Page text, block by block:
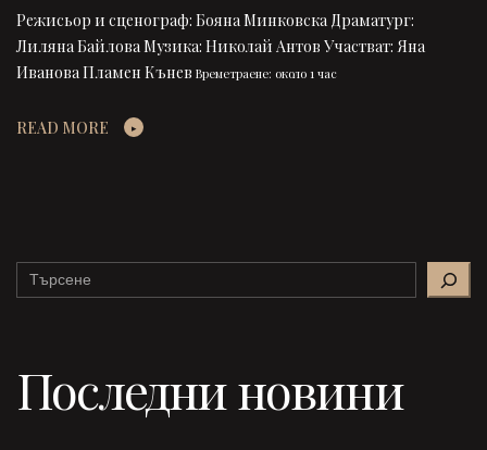
Режисьор и сценограф: Бояна Минковска Драматург:
Лиляна Байлова Музика: Николай Антов Участват: Яна
Иванова Пламен Кънев Времетраене: около 1 час
READ MORE
Search
Последни новини